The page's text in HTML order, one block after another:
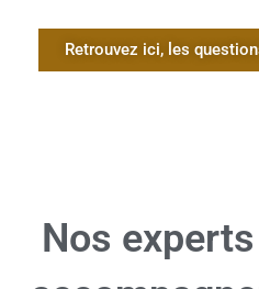
Retrouvez ici, les
Nos